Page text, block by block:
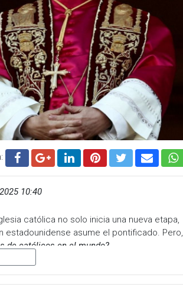
10:40
católica no solo inicia una nueva etapa,
estadounidense asume el pontificado. Pero,
de católicos en el mundo?
a la